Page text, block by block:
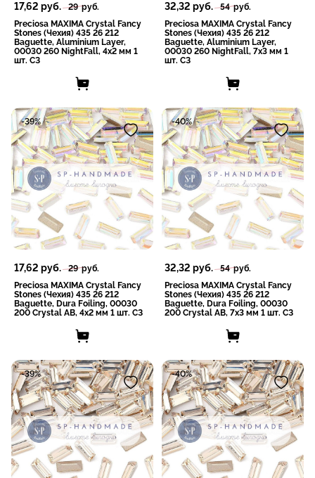
17,62 руб. 29руб.
Preciosa MAXIMA Crystal Fancy
Stones (Чехия) 435 26 212
Baguette, Aluminium Layer,
00030 260 NightFall, 4x2 мм 1
шт. СЗ
32,32 руб. 54руб.
Preciosa MAXIMA Crystal Fancy
Stones (Чехия) 435 26 212
Baguette, Aluminium Layer,
00030 260 NightFall, 7x3 мм 1
шт. СЗ
17,62 руб. 29руб.
Preciosa MAXIMA Crystal Fancy
Stones (Чехия) 435 26 212
Baguette, Dura Foiling, 00030
200 Crystal AB, 4x2 мм 1 шт. СЗ
-39%
32,32 руб. 54руб.
Preciosa MAXIMA Crystal Fancy
Stones (Чехия) 435 26 212
Baguette, Dura Foiling, 00030
200 Crystal AB, 7x3 мм 1 шт. СЗ
-40%
-39% -40%